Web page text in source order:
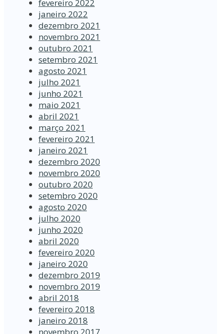
fevereiro 2022
janeiro 2022
dezembro 2021
novembro 2021
outubro 2021
setembro 2021
agosto 2021
julho 2021
junho 2021
maio 2021
abril 2021
março 2021
fevereiro 2021
janeiro 2021
dezembro 2020
novembro 2020
outubro 2020
setembro 2020
agosto 2020
julho 2020
junho 2020
abril 2020
fevereiro 2020
janeiro 2020
dezembro 2019
novembro 2019
abril 2018
fevereiro 2018
janeiro 2018